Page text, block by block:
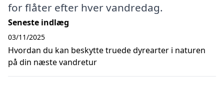
for flåter efter hver vandredag.
Seneste indlæg
Hvordan du kan beskytte truede dyrearter i naturen
på din næste vandretur
03/11/2025